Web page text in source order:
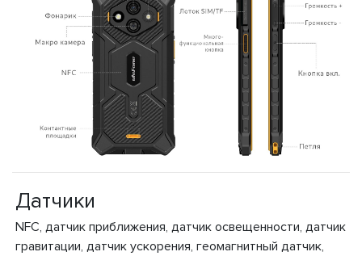
Датчики
NFC, датчик приближения, датчик освещенности, датчик
гравитации, датчик ускорения, геомагнитный датчик,